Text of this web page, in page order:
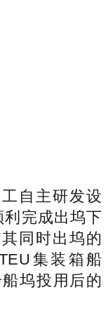
自主研发设
完成出坞下
同时出坞的
集装箱船
坞投用后的